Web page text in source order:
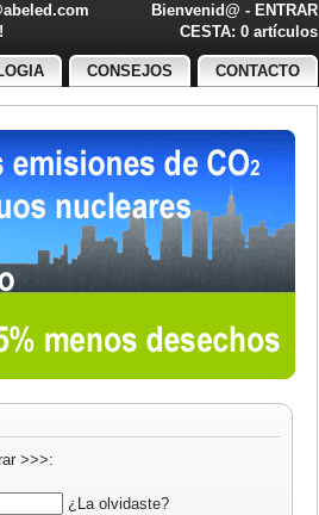
Bienvenid@ - ENTRAR
CESTA: 0 artículos
CONSEJOS CONTACTO
>>>:
¿La olvidaste?